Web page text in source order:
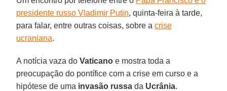
presidente russo Vladimir Putin, quinta-feira à tarde,
para falar, entre outras coisas, sobre acrise
ucraniana.
A notícia vaza doVaticano e mostra toda a
preocupação do pontífice com a crise em curso e a
hipótese de uma invasão russa da Ucrânia.